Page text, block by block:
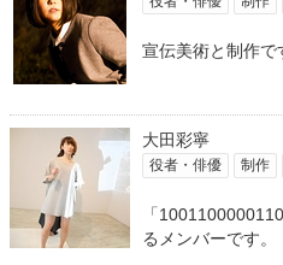
宣伝美術と制作で
大田彩寧
役者・俳優 制作
「
るメンバーです。